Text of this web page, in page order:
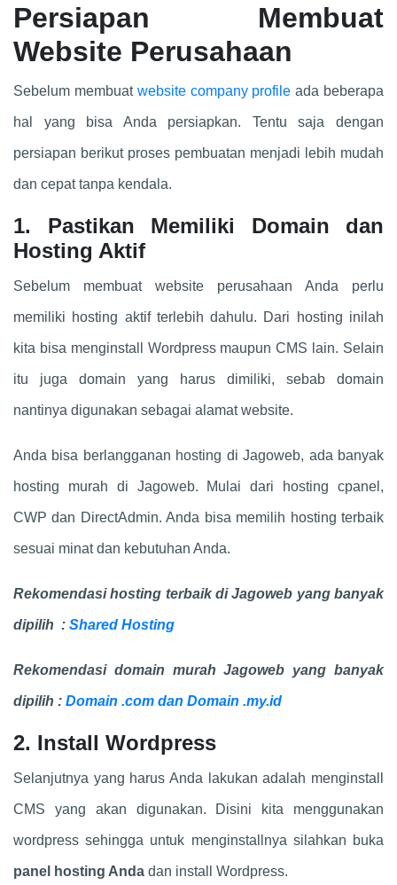
Persiapan Membuat
Website Perusahaan
Sebelum membuat website company profile ada beberapa
hal yang bisa Anda persiapkan. Tentu saja dengan
persiapan berikut proses pembuatan menjadi lebih mudah
dan cepat tanpa kendala.
1. Pastikan Memiliki Domain dan
Hosting Aktif
Sebelum membuat website perusahaan Anda perlu
memiliki hosting aktif terlebih dahulu. Dari hosting inilah
kita bisa menginstall Wordpress maupun CMS lain. Selain
itu juga domain yang harus dimiliki, sebab domain
nantinya digunakan sebagai alamat website.
Anda bisa berlangganan hosting di Jagoweb, ada banyak
hosting murah di Jagoweb. Mulai dari hosting cpanel,
CWP dan DirectAdmin. Anda bisa memilih hosting terbaik
sesuai minat dan kebutuhan Anda.
Rekomendasi hosting terbaik di Jagoweb yang banyak
dipilih : Shared Hosting
Rekomendasi domain murah Jagoweb yang banyak
dipilih : Domain .com dan Domain .my.id
2. Install Wordpress
Selanjutnya yang harus Anda lakukan adalah menginstall
CMS yang akan digunakan. Disini kita menggunakan
wordpress sehingga untuk menginstallnya silahkan buka
panel hosting Anda dan install Wordpress.